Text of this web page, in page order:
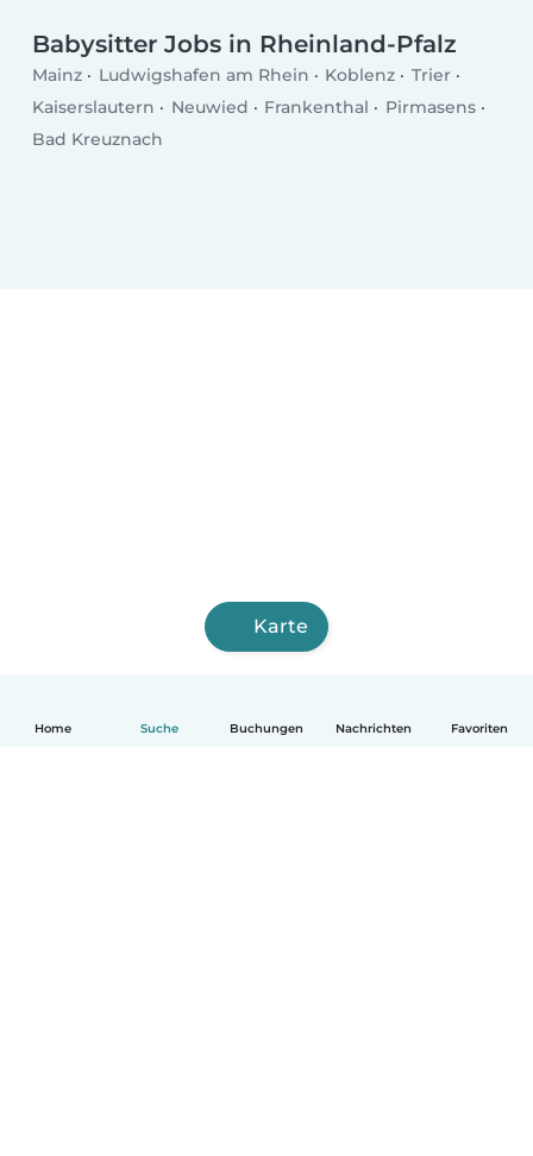
Home Suche Buchungen Nachrichten Favoriten
Babysitter Jobs in Rheinland-Pfalz
Mainz Ludwigshafen am Rhein Koblenz
Trier
Kaiserslautern
Neuwied Frankenthal
Pirmasens
Bad Kreuznach
Karte